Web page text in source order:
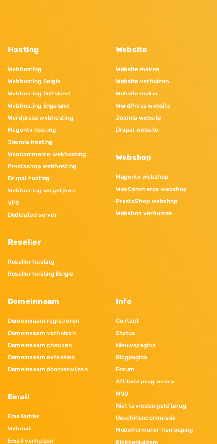
Hosting
Webhosting
Webhosting Belgie
Webhosting Duitsland
Webhosting Engeland
Wordpress webhosting
Magento hosting
Joomla hosting
Woocommerce webhosting
Prestashop webhosting
Drupal hosting
Webhosting vergelijken
VPS
Dedicated server
Reseller
Reseller hosting
Reseller hosting Belgie
Website
Website maken
Website verhuizen
Website maker
WordPress website
Joomla website
Drupal website
Webshop
Magento webshop
WooCommerce webshop
PrestaShop webshop
Webshop verhuizen
Domeinnaam
Domeinnaam registreren
Domeinnaam verhuizen
Domeinnaam checken
Domeinnaam extensies
Domeinnaam doorverwijzen
Email
Emailadres
Webmail
Email verhuizen
Info
Contact
Status
Nieuwspagina
Blogpagina
Forum
Affiliate programma
MVO
Niet tevreden geld terug
Geschillencommissie
Modelformulier herroeping
Klokkenluiders